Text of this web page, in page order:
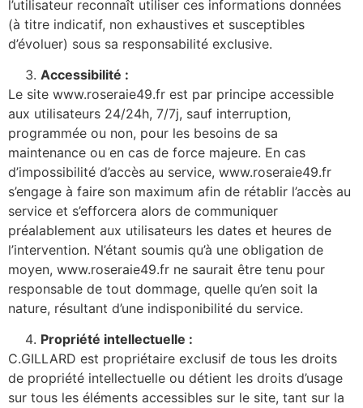
l’utilisateur reconnaît utiliser ces informations données
(à titre indicatif, non exhaustives et susceptibles
d’évoluer) sous sa responsabilité exclusive.
Accessibilité :
Le site www.roseraie49.fr est par principe accessible
aux utilisateurs 24/24h, 7/7j, sauf interruption,
programmée ou non, pour les besoins de sa
maintenance ou en cas de force majeure. En cas
d’impossibilité d’accès au service, www.roseraie49.fr
s’engage à faire son maximum afin de rétablir l’accès au
service et s’efforcera alors de communiquer
préalablement aux utilisateurs les dates et heures de
l’intervention. N’étant soumis qu’à une obligation de
moyen, www.roseraie49.fr ne saurait être tenu pour
responsable de tout dommage, quelle qu’en soit la
nature, résultant d’une indisponibilité du service.
Propriété intellectuelle :
C.GILLARD est propriétaire exclusif de tous les droits
de propriété intellectuelle ou détient les droits d’usage
sur tous les éléments accessibles sur le site, tant sur la